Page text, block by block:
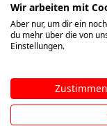
Transporte
Registrierung
Über das
Offene Stellen
News und Presse
WIR BAUEN
KANÄLE
Impressum
©2026SCHÜTTFLIX
Wir arbeiten mit
Aber nur, um dir ein
du mehr über die von
Einstellungen.
Zustimmen